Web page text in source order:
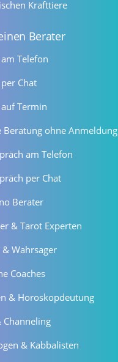
Krafttiere
Berater
Telefon
Chat
Termin
Beratung ohne Anmeldung
am Telefon
per Chat
Berater
& Tarot Experten
Wahrsager
Coaches
& Horoskopdeutung
Channeling
& Kabbalisten